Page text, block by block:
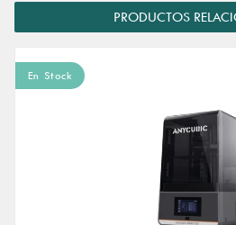
PRODUCTOS
En Stock